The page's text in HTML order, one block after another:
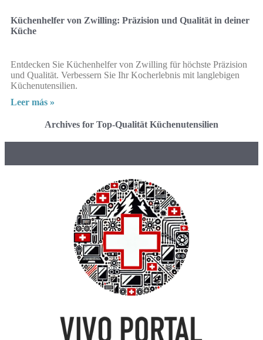
Küchenhelfer von Zwilling: Präzision und Qualität in deiner
Küche
Entdecken Sie Küchenhelfer von Zwilling für höchste Präzision
und Qualität. Verbessern Sie Ihr Kocherlebnis mit langlebigen
Küchenutensilien.
Leer más »
Archives for Top-Qualität Küchenutensilien